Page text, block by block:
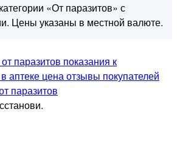
«От паразитов» с
Цены указаны в местной валюте.
паразитов